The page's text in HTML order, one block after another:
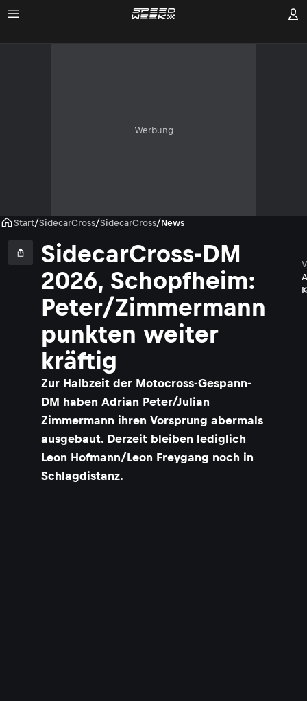
Werbung
Start/SidecarCross/SidecarCross/News
SidecarCross-DM
2026, Schopfheim:
Peter/Zimmermann
punkten weiter
kräftig
Zur Halbzeit der Motocross-Gespann-
DM haben Adrian Peter/Julian
Zimmermann ihren Vorsprung abermals
ausgebaut. Derzeit bleiben lediglich
Leon Hofmann/Leon Freygang noch in
Schlagdistanz.